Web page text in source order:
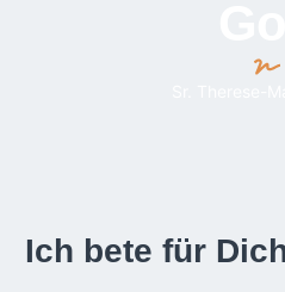
Ich bete für